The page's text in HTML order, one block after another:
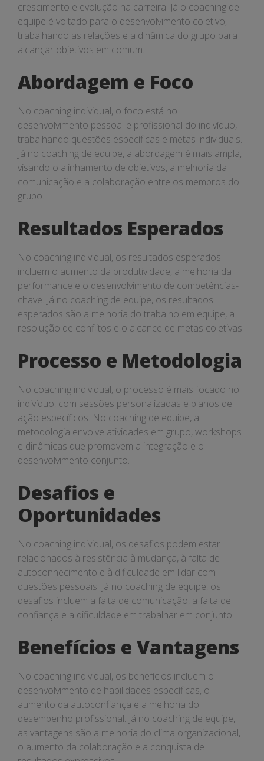
crescimento e evolução na carreira. Já o coaching de
equipe é voltado para o desenvolvimento coletivo,
trabalhando as relações e a dinâmica do grupo para
alcançar objetivos em comum.
Abordagem e Foco
No coaching individual, o foco está no
desenvolvimento pessoal e profissional do indivíduo,
trabalhando questões específicas e metas individuais.
Já no coaching de equipe, a abordagem é mais ampla,
visando o alinhamento de objetivos, a melhoria da
comunicação e a colaboração entre os membros do
grupo.
Resultados Esperados
No coaching individual, os resultados esperados
incluem o aumento da produtividade, a melhoria da
performance e o desenvolvimento de competências-
chave. Já no coaching de equipe, os resultados
esperados são a melhoria do trabalho em equipe, a
resolução de conflitos e o alcance de metas coletivas.
Processo e Metodologia
No coaching individual, o processo é mais focado no
indivíduo, com sessões personalizadas e planos de
ação específicos. No coaching de equipe, a
metodologia envolve atividades em grupo, workshops
e dinâmicas que promovem a integração e o
desenvolvimento conjunto.
Desafios e
Oportunidades
No coaching individual, os desafios podem estar
relacionados à resistência à mudança, à falta de
autoconhecimento e à dificuldade em lidar com
questões pessoais. Já no coaching de equipe, os
desafios incluem a falta de comunicação, a falta de
confiança e a dificuldade em trabalhar em conjunto.
Benefícios e Vantagens
No coaching individual, os benefícios incluem o
desenvolvimento de habilidades específicas, o
aumento da autoconfiança e a melhoria do
desempenho profissional. Já no coaching de equipe,
as vantagens são a melhoria do clima organizacional,
o aumento da colaboração e a conquista de